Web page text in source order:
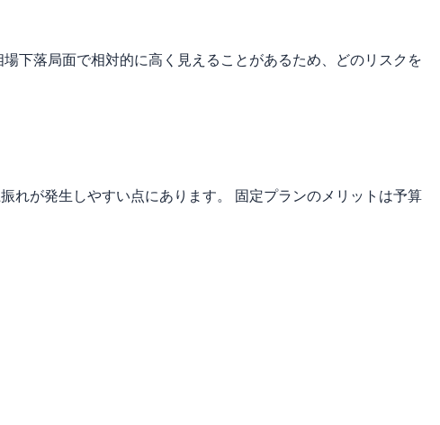
下落局面で相対的に高く見えることがあるため、どのリスクを
れが発生しやすい点にあります。 固定プランのメリットは予算